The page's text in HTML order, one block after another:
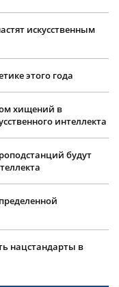
искусственным
этого года
хищений в
интеллекта
будут
нацстандарты в